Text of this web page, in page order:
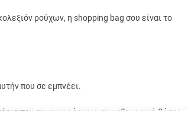
ρούχων, η shopping bag σου είναι το
που σε εμπνέει.
που πηγαινοφέρνεις σε καθημερινή βάσης